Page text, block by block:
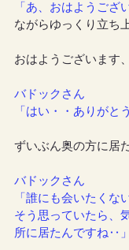
「あ、おはようござ
ながらゆっくり立ち
おはようございます
バドックさん
「はい・・ありがと
ずいぶん奥の方に居
バドックさん
「誰にも会いたくな
そう思っていたら、
所に居たんですね‥」